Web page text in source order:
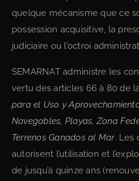
quelque mécanisme que ce
possession acquisitive, la
judiciaire ou l’octroi
SEMARNAT administre les
vertu des articles 66 à 80 de
para el Uso y
Navegables, Playas, Zona
Terrenos Ganados al Mar. Les
autorisent l’utilisation et
de jusqu’à quinze ans